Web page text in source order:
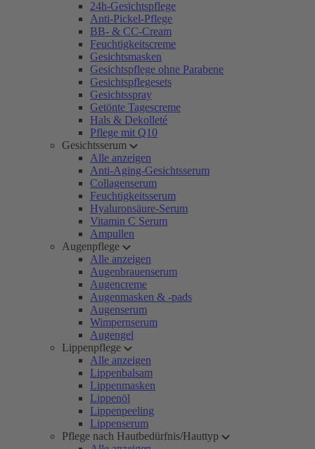
24h-Gesichtspflege
Anti-Pickel-Pflege
BB- & CC-Cream
Feuchtigkeitscreme
Gesichtsmasken
Gesichtspflege ohne Parabene
Gesichtspflegesets
Gesichtsspray
Getönte Tagescreme
Hals & Dekolleté
Pflege mit Q10
Gesichtsserum
Alle anzeigen
Anti-Aging-Gesichtsserum
Collagenserum
Feuchtigkeitsserum
Hyaluronsäure-Serum
Vitamin C Serum
Ampullen
Augenpflege
Alle anzeigen
Augenbrauenserum
Augencreme
Augenmasken & -pads
Augenserum
Wimpernserum
Augengel
Lippenpflege
Alle anzeigen
Lippenbalsam
Lippenmasken
Lippenöl
Lippenpeeling
Lippenserum
Pflege nach Hautbedürfnis/Hauttyp